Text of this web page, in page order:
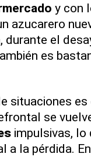
y con
azucarero
durante el
es
situaciones es
se
impulsivas, lo
a la pérdida.